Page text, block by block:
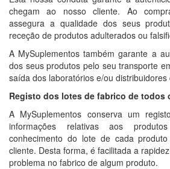
chegam ao nosso cliente. Ao
assegura a qualidade dos seus
receção de produtos adulterados ou
A MySuplementos também garante a
dos seus produtos pelo seu transporte
saída dos laboratórios e/ou distribuidores
Registo dos lotes de fabrico de todos
A MySuplementos conserva um
informações relativas aos
conhecimento do lote de cada
cliente. Desta forma, é facilitada a
problema no fabrico de algum produto.